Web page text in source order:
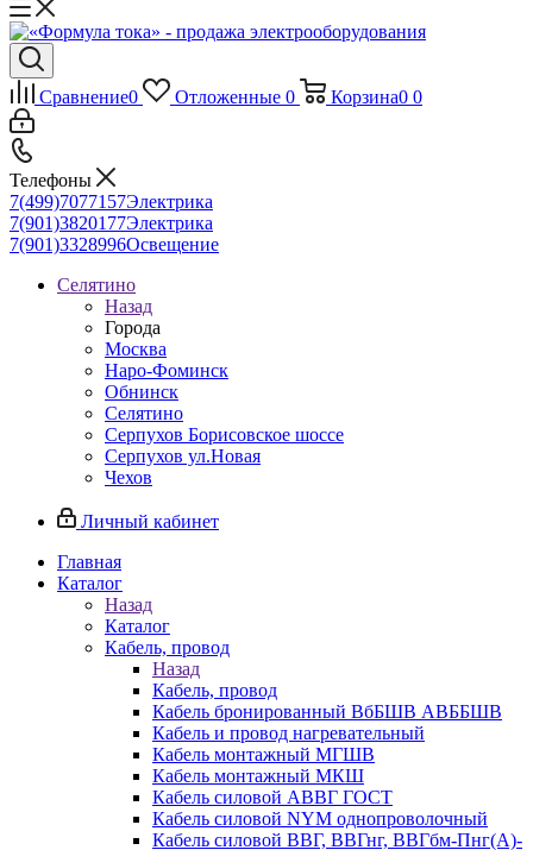
Сравнение0 Отложенные 0 Корзина0 0
Телефоны
7(499)7077157Электрика
7(901)3820177Электрика
7(901)3328996Освещение
Селятино
Назад
Города
Москва
Наро-Фоминск
Обнинск
Селятино
Серпухов Борисовское шоссе
Серпухов ул.Новая
Чехов
Личный кабинет
Главная
Каталог
Назад
Каталог
Кабель, провод
Назад
Кабель, провод
Кабель бронированный ВбБШВ АВББШВ
Кабель и провод нагревательный
Кабель монтажный МГШВ
Кабель монтажный МКШ
Кабель силовой АВВГ ГОСТ
Кабель силовой NYM однопроволочный
Кабель силовой ВВГ, ВВГнг, ВВГбм-Пнг(А)-